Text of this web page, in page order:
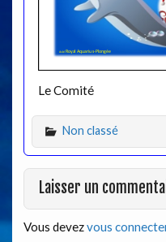
Le Comité
Non classé
Laisser un
Vous devezvous